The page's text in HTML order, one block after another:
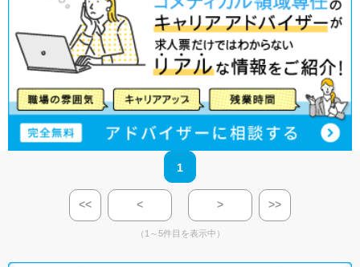
1
<< < > >>
（1～5件目を表示中）